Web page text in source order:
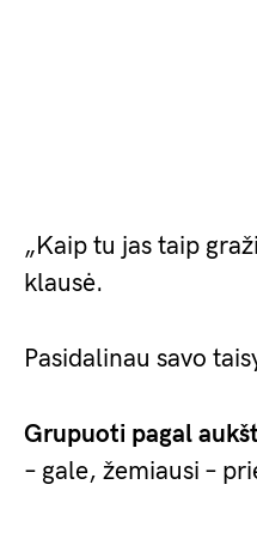
„Kaip tu jas taip
klausė.
Pasidalinau savo
Grupuoti pagal
– gale, žemiausi –